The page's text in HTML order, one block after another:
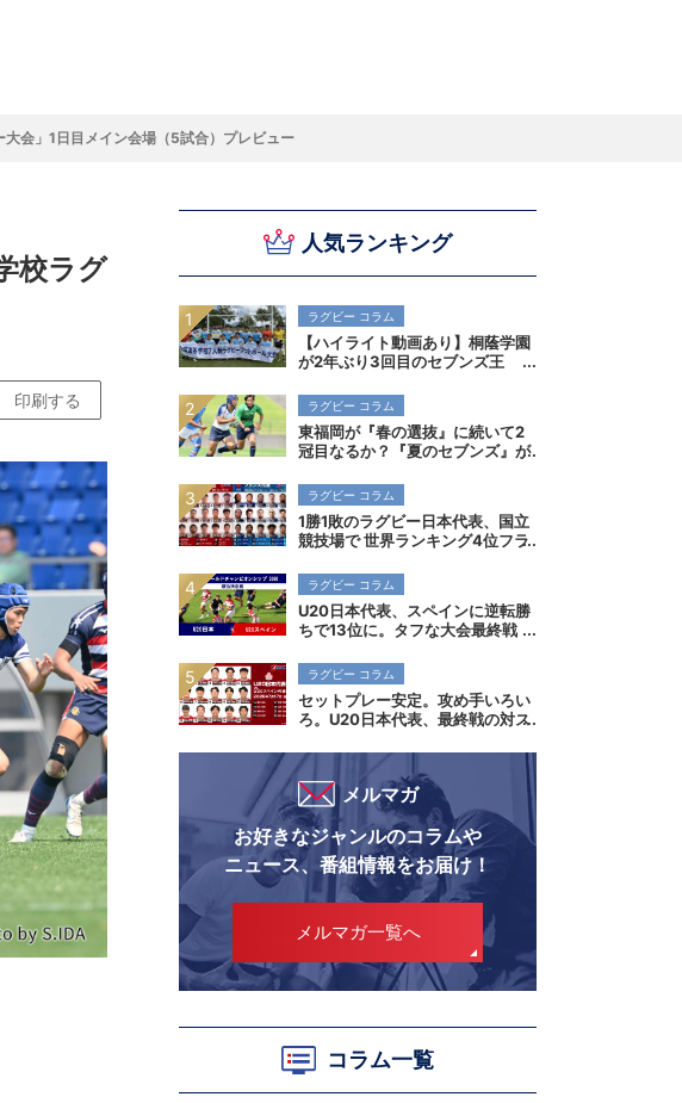
ム ハンドボールコラム
スリートの肖像～
W杯スキージャンプ
WE ARE SNOW JAPAN ～若きアルペンスキ
ー日本代表の素顔～
ュアスケートラボ フィギュア通信
コラム B.LEAGUEコラム
今日も今日とてプッシュ＆ルーズ
ための小暮卓史
ンス サイクルNEWS
！20周年ヒストリー 後藤健生コラム
元トップリーガーの今
！ Do ya love Baseball?
会」1日目メイン会場（5試合）プレビュー
人気ランキング
ラグビー コラム
【ハイライト動画あり】桐蔭学園
が2年ぶり3回目のセブンズ王
闘。全国高校7人制ラグビー大会
ラグビー コラム
東福岡が『春の選抜』に続いて2
冠目なるか？『夏のセブンズ』が
ビー大会
ラグビー コラム
1勝1敗のラグビー日本代表、国立
競技場で 世界ランキング4位フラ
ラグビー コラム
U20日本代表、スペインに逆転勝
ちで13位に。タフな大会最終戦
ラグビー コラム
セットプレー安定。攻め手いろい
ろ。U20日本代表、最終戦の対ス
す
メルマガ
お好きなジャンルのコラムや
ニュース、番組情報をお届け！
メルマガ一覧へ
コラム一覧
校ラグ
印刷する